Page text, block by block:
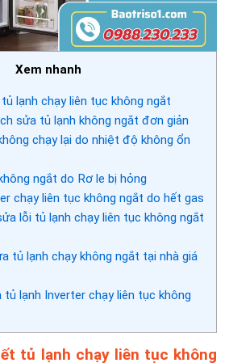
Xem nhanh
lạnh chạy liên tục không ngắt
sửa tủ lạnh không ngắt đơn giản
chạy lại do nhiệt độ không ổn
ngắt do Rơ le bị hỏng
chạy liên tục không ngắt do hết gas
lỗi tủ lạnh chạy liên tục không ngắt
tủ lạnh chạy không ngắt tại nhà giá
lạnh Inverter chạy liên tục không
tủ lạnh chạy liên tục không